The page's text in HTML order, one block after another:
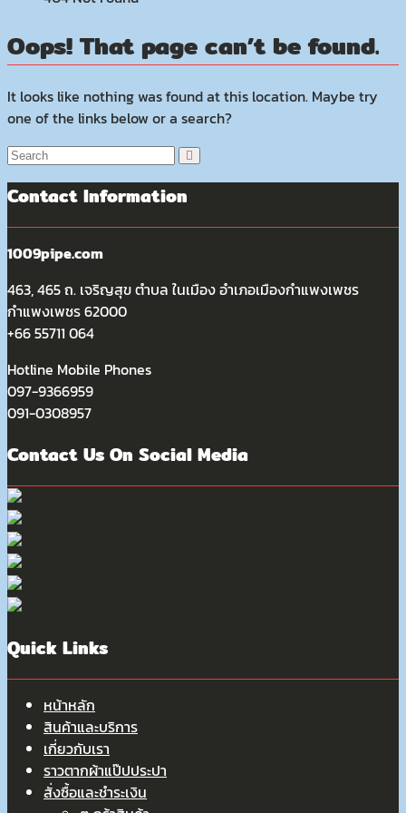
Oops! That page can’t be found.
It looks like nothing was found at this location. Maybe try
one of the links below or a search?
Contact Information
1009pipe.com
463, 465 ถ. เจริญสุข ตำบล ในเมือง อำเภอเมืองกำแพงเพชร
กำแพงเพชร 62000
+66 55711 064
Hotline Mobile Phones
097-9366959
091-0308957
Contact Us On Social Media
Quick Links
หน้าหลัก
สินค้าและบริการ
เกี่ยวกับเรา
ราวตากผ้าแป๊ปประปา
สั่งซื้อและชำระเงิน